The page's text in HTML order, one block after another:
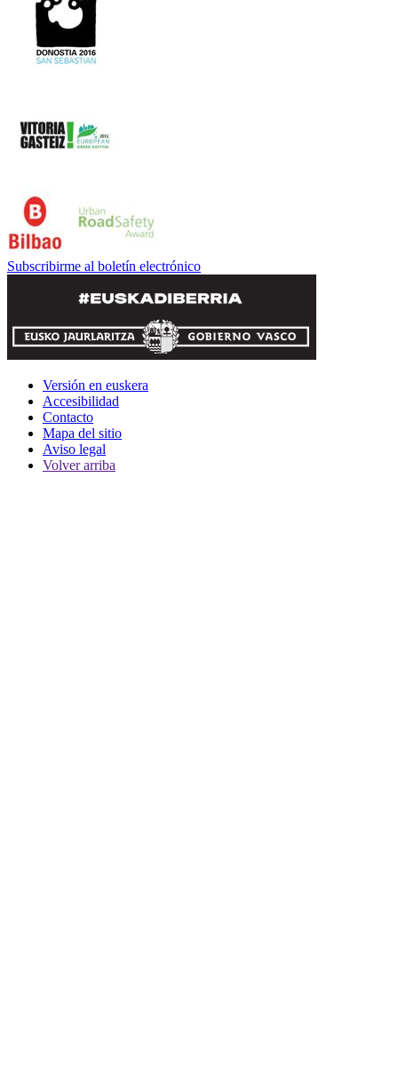
Subscribirme al boletín electrónico
Versión en euskera
Accesibilidad
Contacto
Mapa del sitio
Aviso legal
Volver arriba